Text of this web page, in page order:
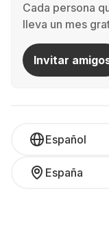
Cada persona
lleva un mes
Invitar
Español
España